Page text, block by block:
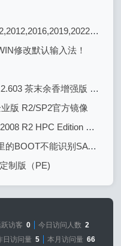
各系统版本区别
修改默认输入法！
香增强版 图像编辑处理设计
版 R2/SP2官方镜像
with Service Pack 1 (x64)
能识别SATA硬盘 解决办法
制版（PE)
访客 0 今日访问人数 2
日访问量 5 本月访问量 66